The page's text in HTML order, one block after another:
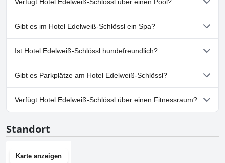
Verfügt Hotel Edelweiß-Schlössl über einen Pool?
Nein, Hotel Edelweiß-Schlössl hat keinen Pool.
Gibt es im Hotel Edelweiß-Schlössl ein Spa?
Nein, ein Spa ist im Hotel Edelweiß-Schlössl nicht vorhanden.
Ist Hotel Edelweiß-Schlössl hundefreundlich?
Nein, Hotel Edelweiß-Schlössl erlaubt keine Hunde.
Gibt es Parkplätze am Hotel Edelweiß-Schlössl?
Ja, Parkmöglichkeiten sind im Hotel Edelweiß-Schlössl
vorhanden.
Verfügt Hotel Edelweiß-Schlössl über einen Fitnessraum?
Standort
Karte anzeigen